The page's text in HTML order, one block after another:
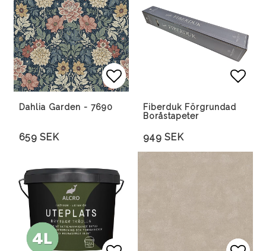
Lägg till i favoritlistan
Lägg till i favoritlistan
Dahlia Garden - 7690
659 SEK
Fiberduk Förgrundad
Boråstapeter
949 SEK